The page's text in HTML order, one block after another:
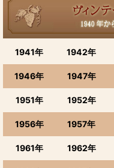
1941年 1942年
1946年 1947年
1951年 1952年
1956年 1957年
1961年 1962年